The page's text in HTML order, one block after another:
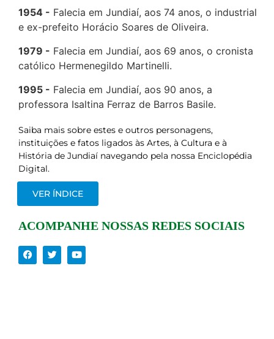
1954
Falecia em Jundiaí, aos 74 anos, o industrial
e ex-prefeito Horácio Soares de Oliveira.
1979
Falecia em Jundiaí, aos 69 anos, o cronista
católico Hermenegildo Martinelli.
1995
Falecia em Jundiaí, aos 90 anos, a
professora Isaltina Ferraz de Barros Basile.
Saiba mais sobre estes e outros personagens,
instituições e fatos ligados às Artes, à Cultura e à
História de Jundiaí navegando pela nossa Enciclopédia
Digital.
VER ÍNDICE
ACOMPANHE NOSSAS REDES SOCIAIS